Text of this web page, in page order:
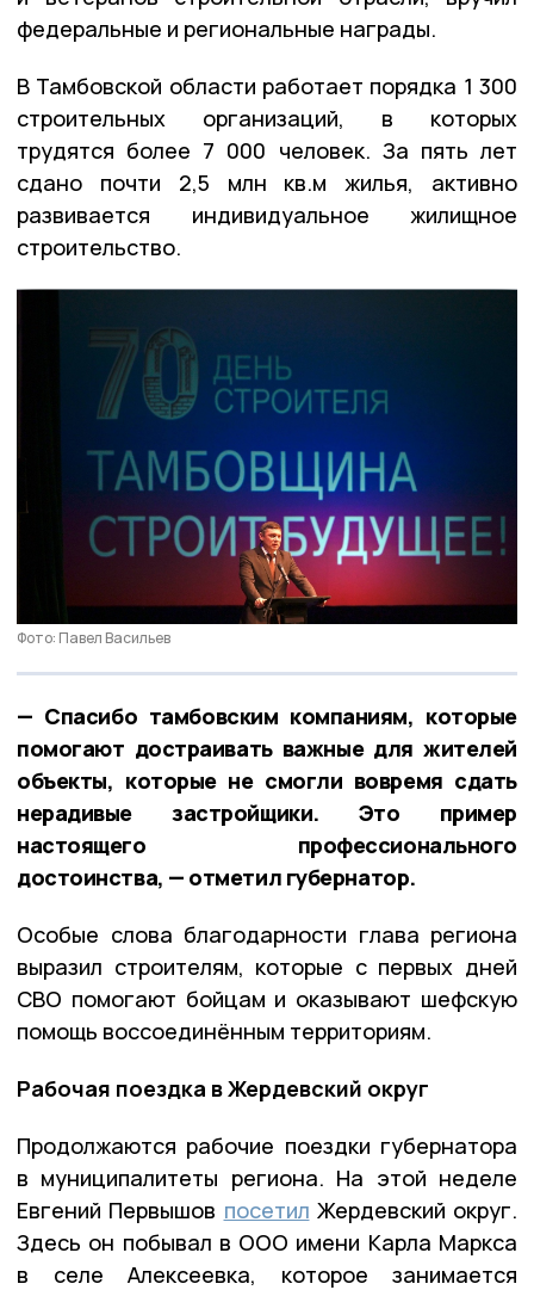
федеральные и региональные награды.
В Тамбовской области работает порядка 1 300
строительных организаций, в которых
трудятся более 7 000 человек. За пять лет
сдано почти 2,5 млн кв.м жилья, активно
развивается индивидуальное жилищное
строительство.
Фото: Павел Васильев
— Спасибо тамбовским компаниям, которые
помогают достраивать важные для жителей
объекты, которые не смогли вовремя сдать
нерадивые застройщики. Это пример
настоящего профессионального
достоинства, — отметил губернатор.
Особые слова благодарности глава региона
выразил строителям, которые с первых дней
СВО помогают бойцам и оказывают шефскую
помощь воссоединённым территориям.
Рабочая поездка в Жердевский округ
Продолжаются рабочие поездки губернатора
в муниципалитеты региона. На этой неделе
Евгений Первышов посетил Жердевский округ.
Здесь он побывал в ООО имени Карла Маркса
в селе Алексеевка, которое занимается